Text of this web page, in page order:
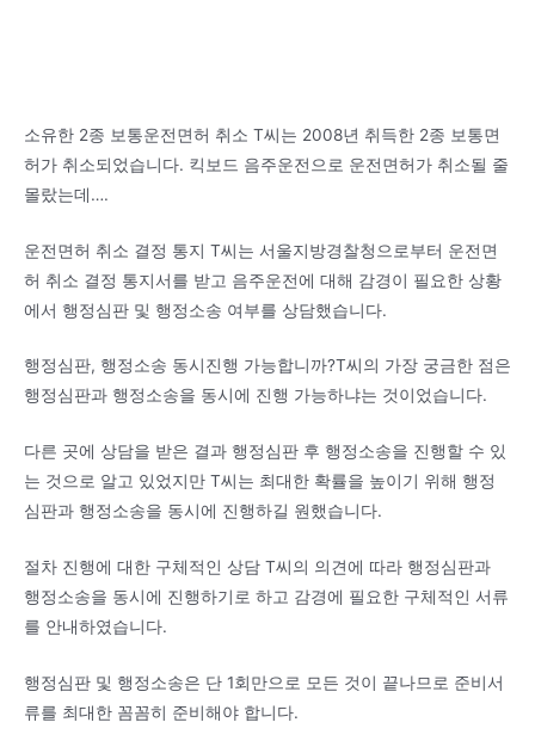
소유한 2종 보통운전면허 취소 T씨는 2008년 취득한 2종 보통면
허가 취소되었습니다. 킥보드 음주운전으로 운전면허가 취소될 줄
몰랐는데….
운전면허 취소 결정 통지 T씨는 서울지방경찰청으로부터 운전면
허 취소 결정 통지서를 받고 음주운전에 대해 감경이 필요한 상황
에서 행정심판 및 행정소송 여부를 상담했습니다.
행정심판, 행정소송 동시진행 가능합니까?T씨의 가장 궁금한 점은
행정심판과 행정소송을 동시에 진행 가능하냐는 것이었습니다.
다른 곳에 상담을 받은 결과 행정심판 후 행정소송을 진행할 수 있
는 것으로 알고 있었지만 T씨는 최대한 확률을 높이기 위해 행정
심판과 행정소송을 동시에 진행하길 원했습니다.
절차 진행에 대한 구체적인 상담 T씨의 의견에 따라 행정심판과
행정소송을 동시에 진행하기로 하고 감경에 필요한 구체적인 서류
를 안내하였습니다.
행정심판 및 행정소송은 단 1회만으로 모든 것이 끝나므로 준비서
류를 최대한 꼼꼼히 준비해야 합니다.